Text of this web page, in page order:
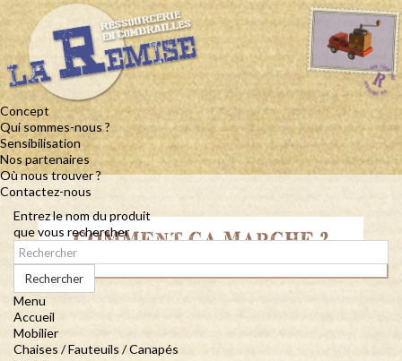
Concept
Qui sommes-nous ?
Sensibilisation
Nos partenaires
Où nous trouver ?
Contactez-nous
Entrez le nom du produit
que vous rechercher
Rechercher
Menu
Accueil
Mobilier
Chaises / Fauteuils / Canapés
COMMENT ÇA MARCHE ?